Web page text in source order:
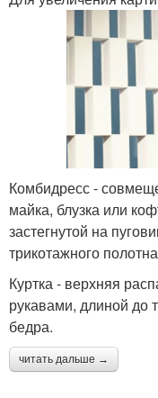
Комбидресс -
майка, блузка или
застегнутой на
трикотажного
Куртка - верхняя
рукавами, длиной до
бедра.
читать дальше →